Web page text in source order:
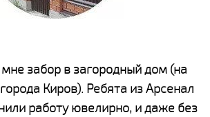
забор в загородный дом (на
Киров). Ребята из Арсенал
работу ювелирно, и даже без